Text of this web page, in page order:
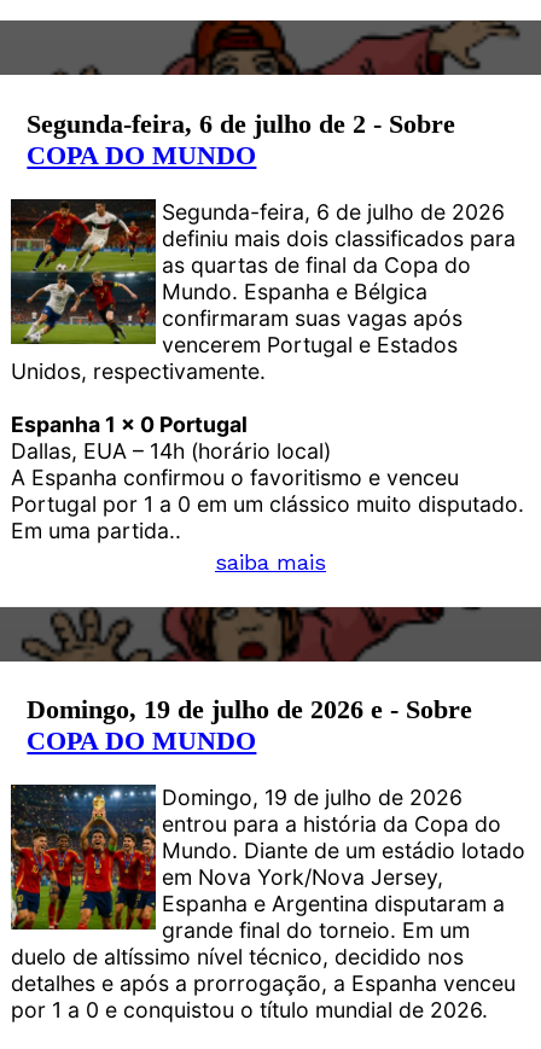
Segunda-feira, 6 de julho de 2 - Sobre
COPA DO MUNDO
Segunda-feira, 6 de julho de 2026
definiu mais dois classificados para
as quartas de final da Copa do
Mundo. Espanha e Bélgica
confirmaram suas vagas após
vencerem Portugal e Estados
Unidos, respectivamente.
Espanha 1 x 0 Portugal
Dallas, EUA – 14h (horário local)
A Espanha confirmou o favoritismo e venceu
Portugal por 1 a 0 em um clássico muito disputado.
Em uma partida..
saiba mais
Domingo, 19 de julho de 2026 e - Sobre
COPA DO MUNDO
Domingo, 19 de julho de 2026
entrou para a história da Copa do
Mundo. Diante de um estádio lotado
em Nova York/Nova Jersey,
Espanha e Argentina disputaram a
grande final do torneio. Em um
duelo de altíssimo nível técnico, decidido nos
detalhes e após a prorrogação, a Espanha venceu
por 1 a 0 e conquistou o título mundial de 2026.